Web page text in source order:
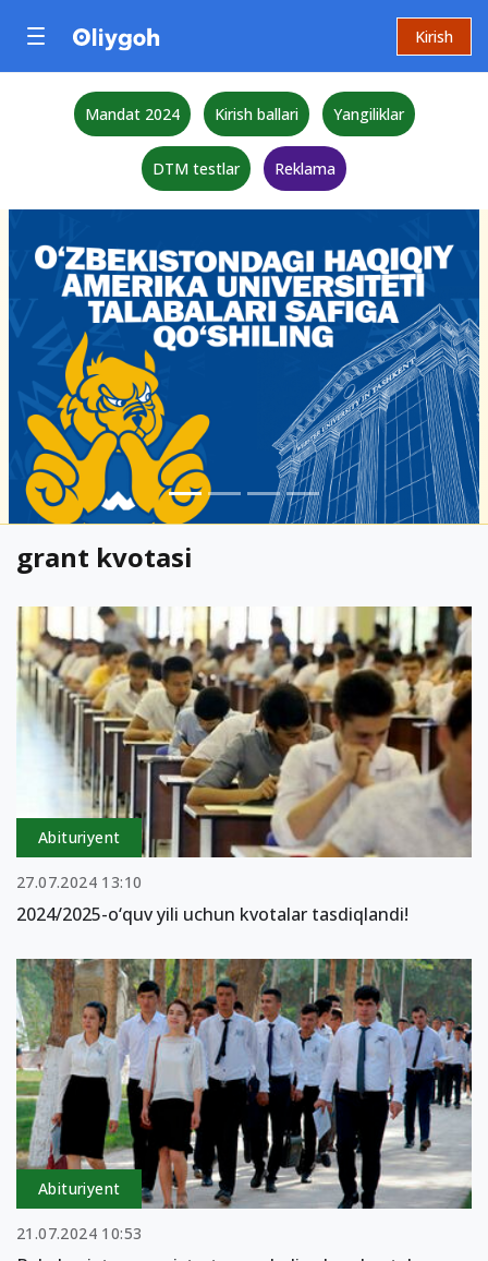
Kirish
Mandat 2024 Kirish ballari Yangiliklar
DTM testlar Reklama
grant kvotasi
Abituriyent
27.07.2024 13:10
2024/2025-o‘quv yili uchun kvotalar tasdiqlandi!
Abituriyent
21.07.2024 10:53